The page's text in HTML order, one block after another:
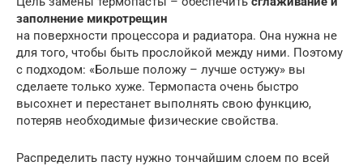
заполнение микротрещин
на поверхности процессора и радиатора. Она нужна не
для того, чтобы быть прослойкой между ними. Поэтому
с подходом: «Больше положу – лучше остужу» вы
сделаете только хуже. Термопаста очень быстро
высохнет и перестанет выполнять свою функцию,
потеряв необходимые физические свойства.
Распределить пасту нужно тончайшим слоем по всей